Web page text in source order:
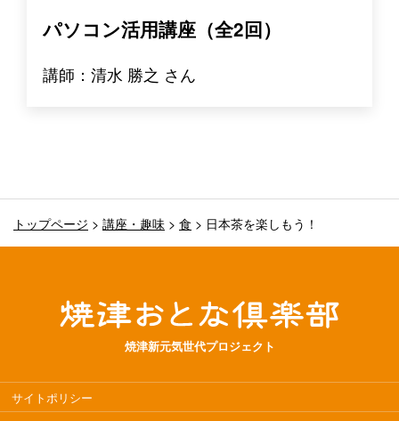
パソコン活用講座（全2回）
講師：清水 勝之 さん
トップページ > 講座・趣味 > 食 > 日本茶を楽しもう！
焼津新元気世代プロジェクト
サイトポリシー